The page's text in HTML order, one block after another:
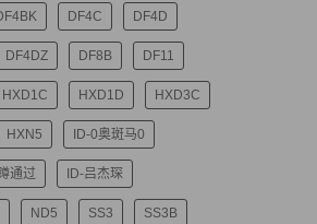
DF4C DF4D
DF4DZ DF8B DF11
HXD1C HXD1D HXD3C
HXN5 ID-0奥斑马0
通过 ID-吕杰琛
ND5 SS3 SS3B